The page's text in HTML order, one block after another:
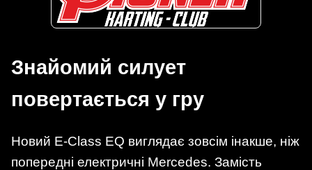
Знайомий силует
повертається у гру
Новий E-Class EQ виглядає зовсім інакше, ніж
попередні електричні Mercedes. Замість